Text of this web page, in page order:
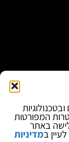
המפורטות
באתר
במדיניות